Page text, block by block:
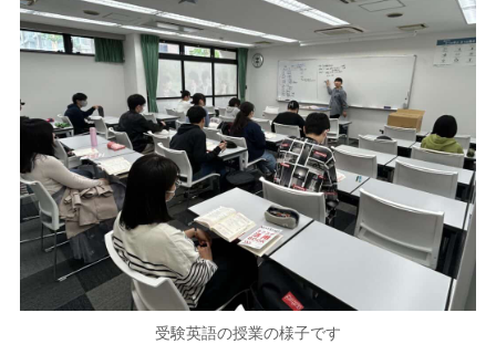
受験英語の授業の様子です